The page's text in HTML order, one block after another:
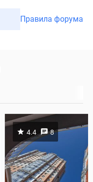
Правила форума
4.4 8